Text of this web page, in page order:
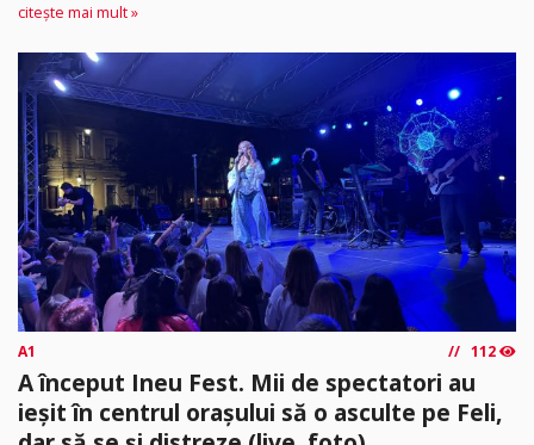
citește mai mult »
A1 112
A început Ineu Fest. Mii de spectatori au
ieșit în centrul orașului să o asculte pe Feli,